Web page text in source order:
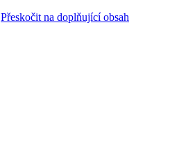
Přeskočit na doplňující obsah